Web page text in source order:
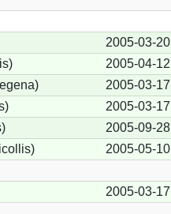
2005-03-20
2005-04-12
2005-03-17
2005-03-17
2005-09-28
2005-05-10
2005-03-17